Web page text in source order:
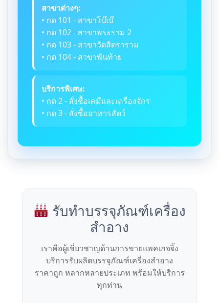
สาขาต่างๆ:
• กด 101 - สาขาโบ๊เบ๊
• กด 102 - สาขาพระราม 2
• กด 103 - สาขาวัดสิตราราม
• กด 104 - สาขาพันท้าย
บริการพิเศษ:
• กด 2 - สั่งซื้อเคมีและเครื่องจักร
• กด 3 - สั่งซื้ออาหารสัตว์
รับทำบรรจุภัณฑ์เครื่อง
สำอาง
เราคือผู้เชี่ยวชาญด้านการขายแพคเกจจิ้ง
บริการรับผลิตบรรจุภัณฑ์เครื่องสำอาง
ราคาถูก หลากหลายประเภท พร้อมให้บริการ
ทุกท่าน